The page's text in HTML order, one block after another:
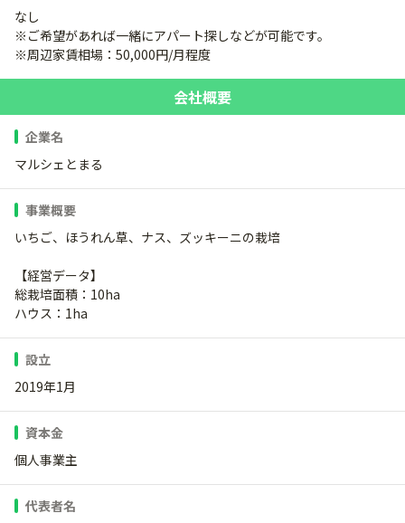
なし
※ご希望があれば一緒にアパート探しなどが可能です。
※周辺家賃相場：50,000円/月程度
会社概要
企業名
マルシェとまる
事業概要
いちご、ほうれん草、ナス、ズッキーニの栽培
【経営データ】
総栽培面積：10ha
ハウス：1ha
設立
2019年1月
資本金
個人事業主
代表者名